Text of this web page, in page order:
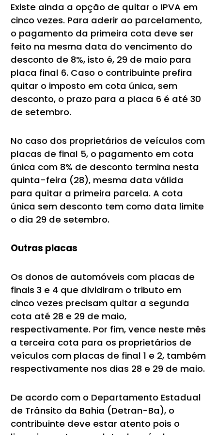
Existe ainda a opção de quitar o IPVA em
cinco vezes. Para aderir ao parcelamento,
o pagamento da primeira cota deve ser
feito na mesma data do vencimento do
desconto de 8%, isto é, 29 de maio para
placa final 6. Caso o contribuinte prefira
quitar o imposto em cota única, sem
desconto, o prazo para a placa 6 é até 30
de setembro.
No caso dos proprietários de veículos com
placas de final 5, o pagamento em cota
única com 8% de desconto termina nesta
quinta-feira (28), mesma data válida
para quitar a primeira parcela. A cota
única sem desconto tem como data limite
o dia 29 de setembro.
Outras placas
Os donos de automóveis com placas de
finais 3 e 4 que dividiram o tributo em
cinco vezes precisam quitar a segunda
cota até 28 e 29 de maio,
respectivamente. Por fim, vence neste mês
a terceira cota para os proprietários de
veículos com placas de final 1 e 2, também
respectivamente nos dias 28 e 29 de maio.
De acordo com o Departamento Estadual
de Trânsito da Bahia (Detran-Ba), o
contribuinte deve estar atento pois o